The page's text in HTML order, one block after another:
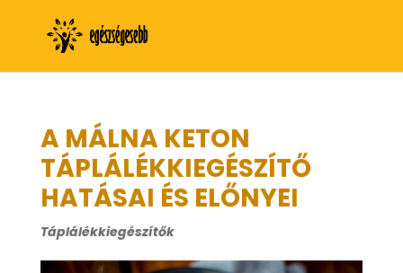
A MÁLNA KETON
TÁPLÁLÉKKIEGÉSZÍTŐ
HATÁSAI ÉS ELŐNYEI
Táplálékkiegészítők